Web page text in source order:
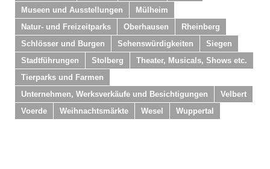
Museen und Ausstellungen
Mülheim
Natur- und Freizeitparks
Oberhausen
Rheinberg
Schlösser und Burgen
Sehenswürdigkeiten
Siegen
Stadtführungen
Stolberg
Theater, Musicals, Shows etc.
Tierparks und Farmen
Unternehmen, Werksverkäufe und Besichtigungen
Velbert
Voerde
Weihnachtsmärkte Wesel Wuppertal